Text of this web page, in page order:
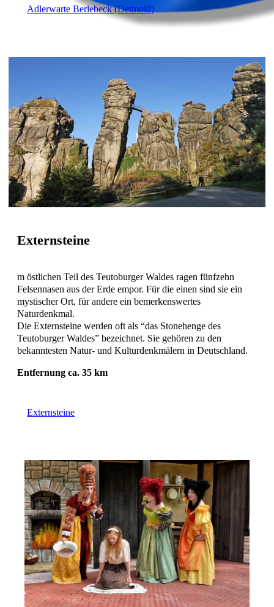
Adlerwarte Berlebeck (Detmold)
Externsteine
m östlichen Teil des Teutoburger Waldes ragen fünfzehn
Felsennasen aus der Erde empor. Für die einen sind sie ein
mystischer Ort, für andere ein bemerkenswertes
Naturdenkmal.
Die Externsteine werden oft als “das Stonehenge des
Teutoburger Waldes” bezeichnet. Sie gehören zu den
bekanntesten Natur- und Kulturdenkmälern in Deutschland.
Entfernung ca. 35 km
Externsteine